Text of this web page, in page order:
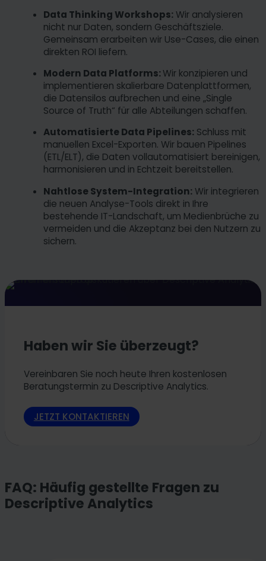
Data Thinking Workshops:Wir analysieren
nicht nur Daten, sondern Geschäftsziele.
Gemeinsam erarbeiten wir Use-Cases, die einen
direkten ROI liefern.
Modern Data Platforms:Wir konzipieren und
implementieren skalierbare Datenplattformen,
die Datensilos aufbrechen und eine „Single
Source of Truth“ für alle Abteilungen schaffen.
Automatisierte Data Pipelines: Schluss mit
manuellen Excel-Exporten. Wir bauen Pipelines
(ETL/ELT), die Daten vollautomatisiert bereinigen,
harmonisieren und in Echtzeit bereitstellen.
Nahtlose System-Integration:Wir integrieren
die neuen Analyse-Tools direkt in Ihre
bestehende IT-Landschaft, um Medienbrüche zu
vermeiden und die Akzeptanz bei den Nutzern zu
sichern.
Haben wir Sie überzeugt?
Vereinbaren Sie noch heute Ihren kostenlosen
Beratungstermin zu Descriptive Analytics.
JETZT KONTAKTIEREN
FAQ: Häufig gestellte Fragen zu
Descriptive Analytics